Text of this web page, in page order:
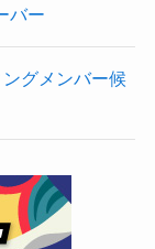
バー
グメンバー候